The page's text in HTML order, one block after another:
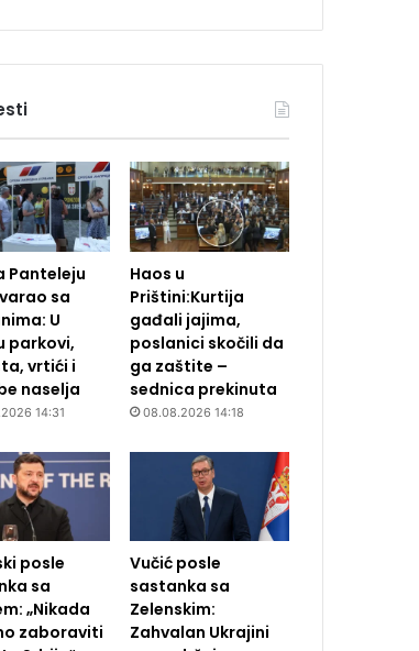
Panteleju
sa
U
parkovi,
vrtići i
naselja
14:31
Haos u
Prištini:Kurtija
gađali jajima,
poslanici skočili da
ga zaštite –
sednica prekinuta
08.08.2026 14:18
posle
sa
„Nikada
zaboraviti
Vučić posle
sastanka sa
Zelenskim:
Zahvalan Ukrajini